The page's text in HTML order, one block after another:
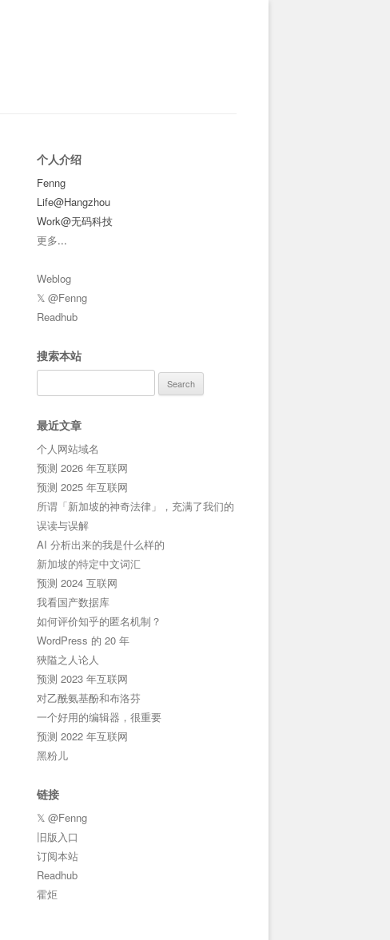
个人介绍
Fenng
Life@Hangzhou
Work@无码科技
更多...
Weblog
𝕏 @Fenng
Readhub
搜索本站
for:
最近文章
个人网站域名
预测 2026 年互联网
预测 2025 年互联网
所谓「新加坡的神奇法律」，充满了我们的
误读与误解
AI 分析出来的我是什么样的
新加坡的特定中文词汇
预测 2024 互联网
我看国产数据库
如何评价知乎的匿名机制？
WordPress 的 20 年
狹隘之人论人
预测 2023 年互联网
对乙酰氨基酚和布洛芬
一个好用的编辑器，很重要
预测 2022 年互联网
黑粉儿
链接
𝕏 @Fenng
旧版入口
订阅本站
Readhub
霍炬